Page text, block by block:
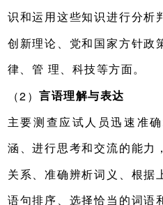
识和运用这些知识进行分析
创新理论、党和国家方针政
律、管 理、科技等方面。
（2）言语理解与表达
主要测查应试人员迅速准
涵、进行思考和交流的能力
关系、准确辨析词义、根据
语句排序、选择恰当的词语